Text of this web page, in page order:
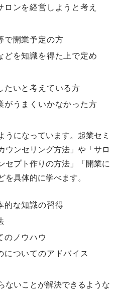
ロンを経営しようと考え
で開業予定の方
どを知識を得た上で定め
たいと考えている方
がうまくいかなかった方
うになっています。起業セミ
ウンセリング方法」や「サロ
セプト作りの方法」「開業に
を具体的に学べます。
的な知識の習得
のノウハウ
についてのアドバイス
ないことが解決できるような